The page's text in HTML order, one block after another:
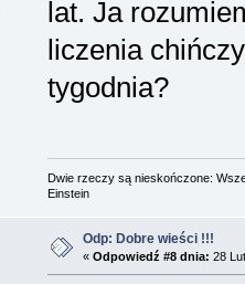
lat. Ja
liczenia
tygodnia?
Dwie rzeczy są nieskończone:
Einstein
Odp: Dobre wieści !!!
« Odpowiedź #8 dnia: 28